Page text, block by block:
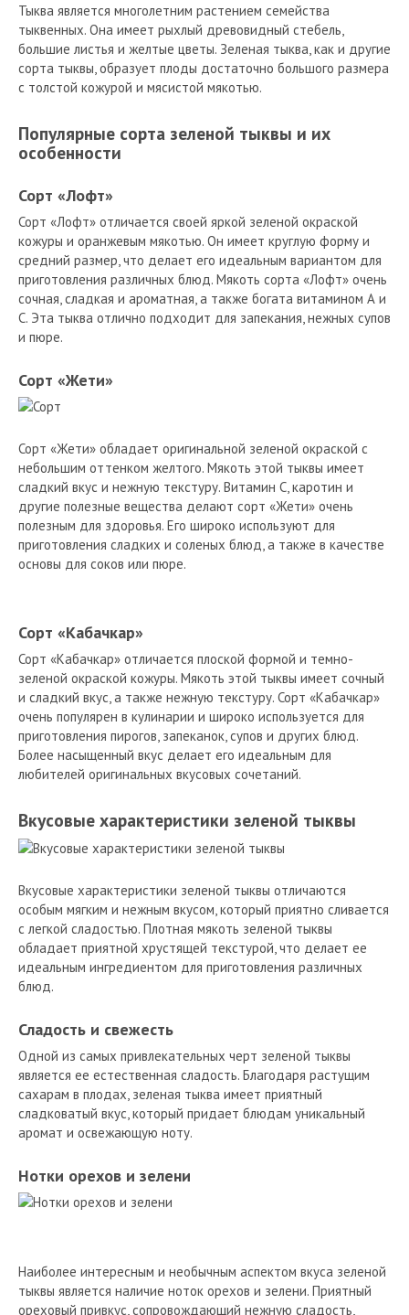
Тыква является многолетним растением семейства
тыквенных. Она имеет рыхлый древовидный стебель,
большие листья и желтые цветы. Зеленая тыква, как и другие
сорта тыквы, образует плоды достаточно большого размера
с толстой кожурой и мясистой мякотью.
Популярные сорта зеленой тыквы и их
особенности
Сорт «Лофт»
Сорт «Лофт» отличается своей яркой зеленой окраской
кожуры и оранжевым мякотью. Он имеет круглую форму и
средний размер, что делает его идеальным вариантом для
приготовления различных блюд. Мякоть сорта «Лофт» очень
сочная, сладкая и ароматная, а также богата витамином А и
С. Эта тыква отлично подходит для запекания, нежных супов
и пюре.
Сорт «Жети»
Сорт «Жети» обладает оригинальной зеленой окраской с
небольшим оттенком желтого. Мякоть этой тыквы имеет
сладкий вкус и нежную текстуру. Витамин С, каротин и
другие полезные вещества делают сорт «Жети» очень
полезным для здоровья. Его широко используют для
приготовления сладких и соленых блюд, а также в качестве
основы для соков или пюре.
Сорт «Кабачкар»
Сорт «Кабачкар» отличается плоской формой и темно-
зеленой окраской кожуры. Мякоть этой тыквы имеет сочный
и сладкий вкус, а также нежную текстуру. Сорт «Кабачкар»
очень популярен в кулинарии и широко используется для
приготовления пирогов, запеканок, супов и других блюд.
Более насыщенный вкус делает его идеальным для
любителей оригинальных вкусовых сочетаний.
Вкусовые характеристики зеленой тыквы
Вкусовые характеристики зеленой тыквы отличаются
особым мягким и нежным вкусом, который приятно сливается
с легкой сладостью. Плотная мякоть зеленой тыквы
обладает приятной хрустящей текстурой, что делает ее
идеальным ингредиентом для приготовления различных
блюд.
Сладость и свежесть
Одной из самых привлекательных черт зеленой тыквы
является ее естественная сладость. Благодаря растущим
сахарам в плодах, зеленая тыква имеет приятный
сладковатый вкус, который придает блюдам уникальный
аромат и освежающую ноту.
Нотки орехов и зелени
Наиболее интересным и необычным аспектом вкуса зеленой
тыквы является наличие ноток орехов и зелени. Приятный
ореховый привкус, сопровождающий нежную сладость,